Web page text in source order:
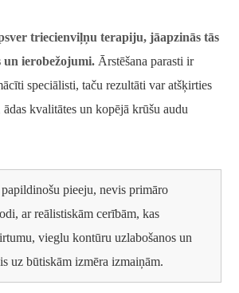
triecienviļņu terapiju, jāapzinās tās
un ierobežojumi. Ārstēšana parasti ir
speciālisti, taču rezultāti var atšķirties
kvalitātes un kopējā krūšu audu
pieeju, nevis primāro
ar reālistiskām cerībām, kas
vieglu kontūru uzlabošanos un
uz būtiskām izmēra izmaiņām.